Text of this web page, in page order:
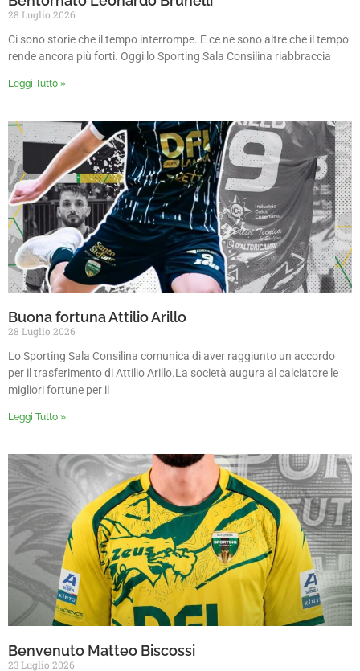
28 Luglio 2026
Ci sono storie che il tempo interrompe. E ce ne sono altre che il tempo
rende ancora più forti. Oggi lo Sporting Sala Consilina riabbraccia
Leggi Tutto »
Buona fortuna Attilio Arillo
28 Luglio 2026
Lo Sporting Sala Consilina comunica di aver raggiunto un accordo
per il trasferimento di Attilio Arillo.La società augura al calciatore le
migliori fortune per il
Leggi Tutto »
Benvenuto Matteo Biscossi
23 Luglio 2026